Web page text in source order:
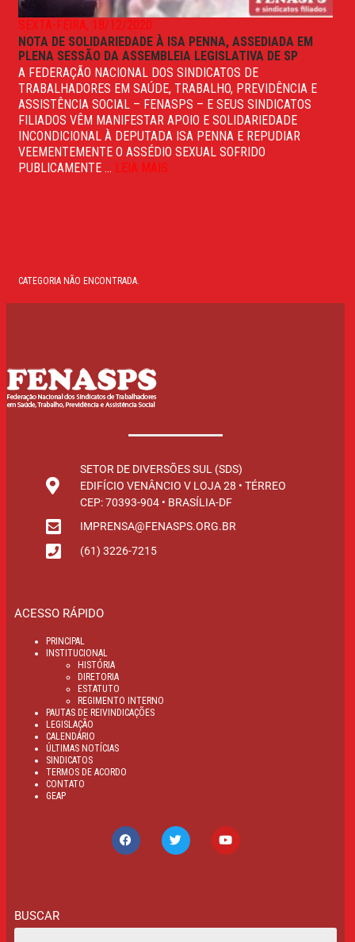
SEXTA-FEIRA, 18/12/2020
NOTA DE SOLIDARIEDADE À ISA PENNA, ASSEDIADA EM
PLENA SESSÃO DA ASSEMBLEIA LEGISLATIVA DE SP
A FEDERAÇÃO NACIONAL DOS SINDICATOS DE
TRABALHADORES EM SAÚDE, TRABALHO, PREVIDÊNCIA E
ASSISTÊNCIA SOCIAL – FENASPS – E SEUS SINDICATOS
FILIADOS VÊM MANIFESTAR APOIO E SOLIDARIEDADE
INCONDICIONAL À DEPUTADA ISA PENNA E REPUDIAR
VEEMENTEMENTE O ASSÉDIO SEXUAL SOFRIDO
PUBLICAMENTE ... LEIA MAIS
CATEGORIA NÃO ENCONTRADA.
SETOR DE DIVERSÕES SUL (SDS)
EDIFÍCIO VENÂNCIO V LOJA 28 • TÉRREO
CEP: 70393-904 • BRASÍLIA-DF
IMPRENSA@FENASPS.ORG.BR
(61) 3226-7215
ACESSO RÁPIDO
PRINCIPAL
INSTITUCIONAL
HISTÓRIA
DIRETORIA
ESTATUTO
REGIMENTO INTERNO
PAUTAS DE REIVINDICAÇÕES
LEGISLAÇÃO
CALENDÁRIO
ÚLTIMAS NOTÍCIAS
SINDICATOS
TERMOS DE ACORDO
CONTATO
GEAP
BUSCAR